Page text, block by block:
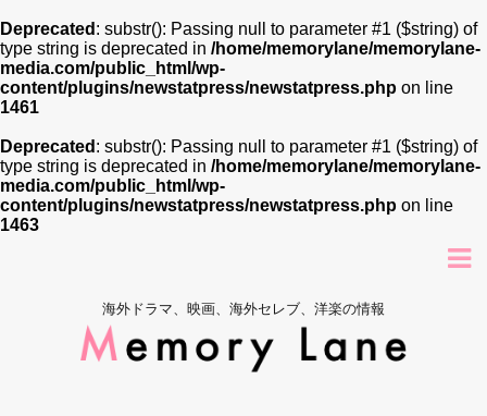
Deprecated : substr(): Passing null to parameter #1 ($string) of
type string is deprecated in /home/memorylane/memorylane-
media.com/public_html/wp-
content/plugins/newstatpress/newstatpress.php on line
1461
Deprecated : substr(): Passing null to parameter #1 ($string) of
type string is deprecated in /home/memorylane/memorylane-
media.com/public_html/wp-
content/plugins/newstatpress/newstatpress.php on line
1463
海外ドラマ、映画、海外セレブ、洋楽の情報